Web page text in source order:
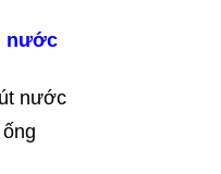
nước
nước